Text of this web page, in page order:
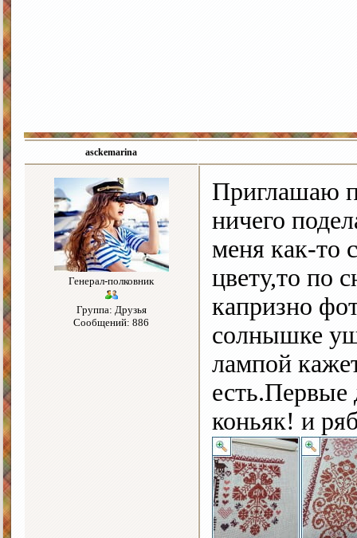
asckemarina
Генерал-полковник
Группа: Друзья
Сообщений: 886
Приглашаю
ничего
меня как-то
цвету,то по
капризно
солнышке
лампой
есть.Первые
коньяк! и